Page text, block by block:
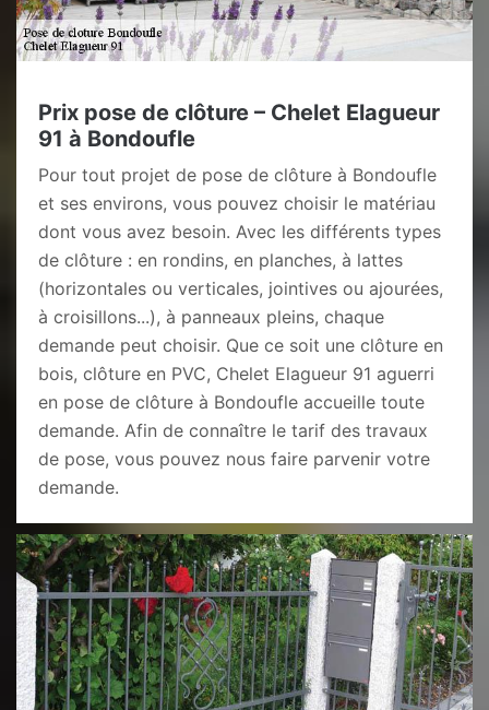
Prix pose de clôture – Chelet Elagueur
91 à Bondoufle
Pour tout projet de pose de clôture à Bondoufle
et ses environs, vous pouvez choisir le matériau
dont vous avez besoin. Avec les différents types
de clôture : en rondins, en planches, à lattes
(horizontales ou verticales, jointives ou ajourées,
à croisillons...), à panneaux pleins, chaque
demande peut choisir. Que ce soit une clôture en
bois, clôture en PVC, Chelet Elagueur 91 aguerri
en pose de clôture à Bondoufle accueille toute
demande. Afin de connaître le tarif des travaux
de pose, vous pouvez nous faire parvenir votre
demande.